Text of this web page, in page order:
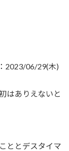
2023/06/29(木)
はありえないと
ととデスタイマ